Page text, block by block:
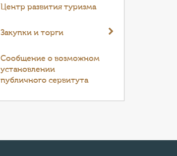
Центр развития туризма
Закупки и торги
Cообщение о возможном
установлении
публичного сервитута